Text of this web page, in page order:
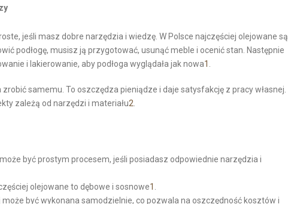
jeśli masz dobre narzędzia i wiedzę. W Polsce najczęściej olejowane są
podłogę, musisz ją przygotować, usunąć meble i ocenić stan. Następnie
i lakierowanie, aby podłoga wyglądała jak nowa1
samemu. To oszczędza pieniądze i daje satysfakcję z pracy własnej.
zależą od narzędzi i materiału2
być prostym procesem, jeśli posiadasz odpowiednie narzędzia i
olejowane to dębowe i sosnowe1
może być wykonana samodzielnie, co pozwala na oszczędność kosztów i